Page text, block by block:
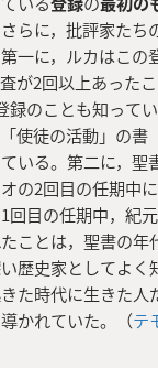
らに，批評家たち
一に，ルカはこの
が2回以上あった
録のことも知って
使徒の活動」の書
いる。第二に，聖
の2回目の任期中
回目の任期中，紀
ことは，聖書の
歴史家としてよ
た時代に生きた人
かれていた。（テ